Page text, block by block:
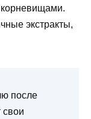
корневищами.
экстракты,
после
свои